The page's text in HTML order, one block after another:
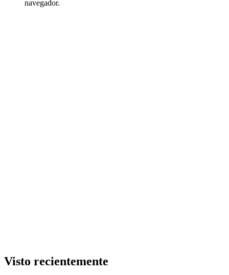
navegador.
Visto recientemente